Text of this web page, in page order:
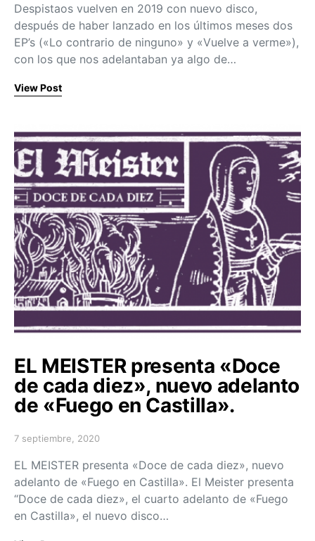
Despistaos vuelven en 2019 con nuevo disco,
después de haber lanzado en los últimos meses dos
EP’s («Lo contrario de ninguno» y «Vuelve a verme»),
con los que nos adelantaban ya algo de…
View Post
EL MEISTER presenta «Doce
de cada diez», nuevo adelanto
de «Fuego en Castilla».
Posted on
7 septiembre, 2020
EL MEISTER presenta «Doce de cada diez», nuevo
adelanto de «Fuego en Castilla». El Meister presenta
“Doce de cada diez», el cuarto adelanto de «Fuego
en Castilla», el nuevo disco…